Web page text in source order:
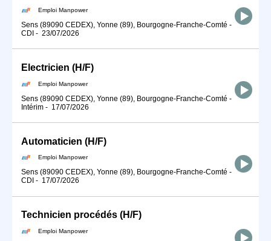
Emploi Manpower
Sens (89090 CEDEX), Yonne (89), Bourgogne-Franche-Comté -
CDI - 23/07/2026
Electricien (H/F)
Emploi Manpower
Sens (89090 CEDEX), Yonne (89), Bourgogne-Franche-Comté -
Intérim - 17/07/2026
Automaticien (H/F)
Emploi Manpower
Sens (89090 CEDEX), Yonne (89), Bourgogne-Franche-Comté -
CDI - 17/07/2026
Technicien procédés (H/F)
Emploi Manpower